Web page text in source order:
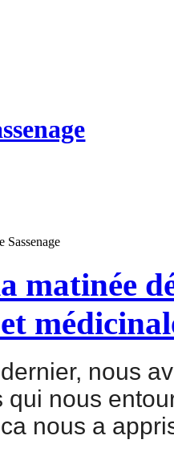
Sassenage
matinée
nous
qui nous
nous a